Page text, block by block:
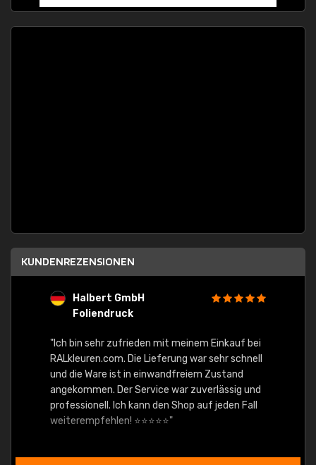
KUNDENREZENSIONEN
Halbert GmbH
Foliendruck
"Ich bin sehr zufrieden mit meinem Einkauf bei
RALkleuren.com. Die Lieferung war sehr schnell
und die Ware ist in einwandfreiem Zustand
angekommen. Der Service war zuverlässig und
professionell. Ich kann den Shop auf jeden Fall
weiterempfehlen! ⭐⭐⭐⭐⭐"